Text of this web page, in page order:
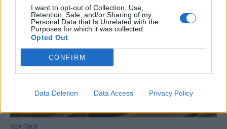
I want to opt-out of Collection, Use,
Retention, Sale, and/or Sharing of my
Personal Data that Is Unrelated with the
Purposes for which it was collected.
Opted Out
CONFIRM
Data Deletion Data Access Privacy Policy
ΠΟΛΙΤΙΚΗ